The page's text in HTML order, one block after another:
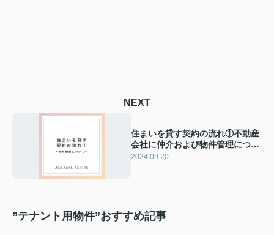
NEXT
住まいを貸す契約の流れ①不動産
会社に仲介および物件管理につい
て
2024.09.20
”テナント用物件”おすすめ記事